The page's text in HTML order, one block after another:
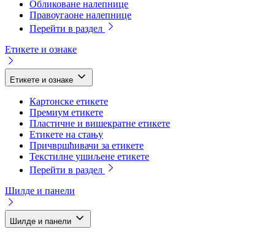
Обликоване налепнице
Правоугаоне налепнице
Перейти в раздел
Етикете и ознаке
Етикете и ознаке
Картонске етикете
Премиум етикете
Пластичне и вишекратне етикете
Етикете на стању
Причвршћивачи за етикете
Текстилне ушиљене етикете
Перейти в раздел
Шилде и панели
Шилде и панели